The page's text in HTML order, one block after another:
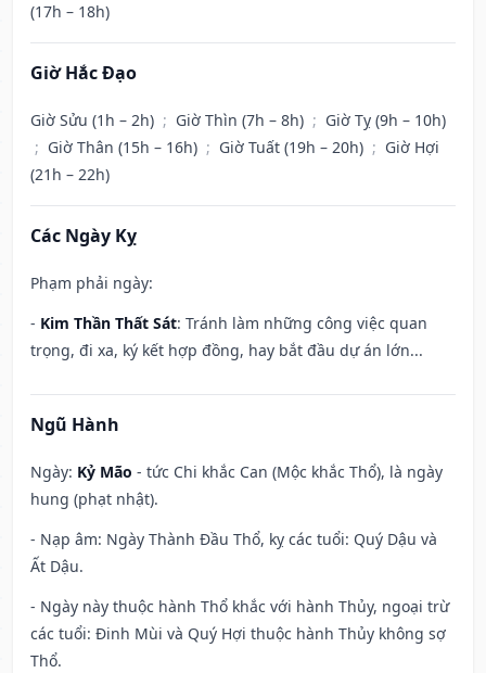
(17h – 18h)
Giờ Hắc Đạo
Giờ Sửu (1h – 2h) ; Giờ Thìn (7h – 8h) ; Giờ Tỵ (9h – 10h)
; Giờ Thân (15h – 16h) ; Giờ Tuất (19h – 20h) ; Giờ Hợi
(21h – 22h)
Các Ngày Kỵ
Phạm phải ngày:
- Kim Thần Thất Sát: Tránh làm những công việc quan
trọng, đi xa, ký kết hợp đồng, hay bắt đầu dự án lớn...
Ngũ Hành
Ngày: Kỷ Mão - tức Chi khắc Can (Mộc khắc Thổ), là ngày
hung (phạt nhật).
- Nạp âm: Ngày Thành Đầu Thổ, kỵ các tuổi: Quý Dậu và
Ất Dậu.
- Ngày này thuộc hành Thổ khắc với hành Thủy, ngoại trừ
các tuổi: Đinh Mùi và Quý Hợi thuộc hành Thủy không sợ
Thổ.